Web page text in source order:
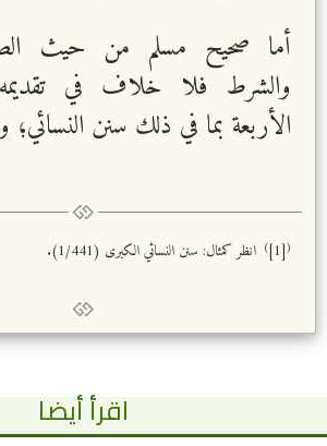
أما صحيح مسلم من حيث
والشرط فلا خلاف في
الأربعة بما في ذلك سنن النسائي؛
(
[1]
) انظر كمثال: سنن النسائي الكبرى (1/441).
اقرأ أيضا